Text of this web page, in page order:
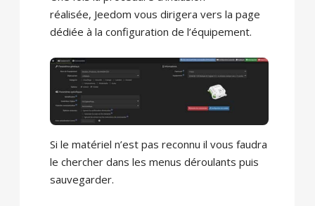
réalisée, Jeedom vous dirigera vers la page
dédiée à la configuration de l’équipement.
Si le matériel n’est pas reconnu il vous faudra
le chercher dans les menus déroulants puis
sauvegarder.